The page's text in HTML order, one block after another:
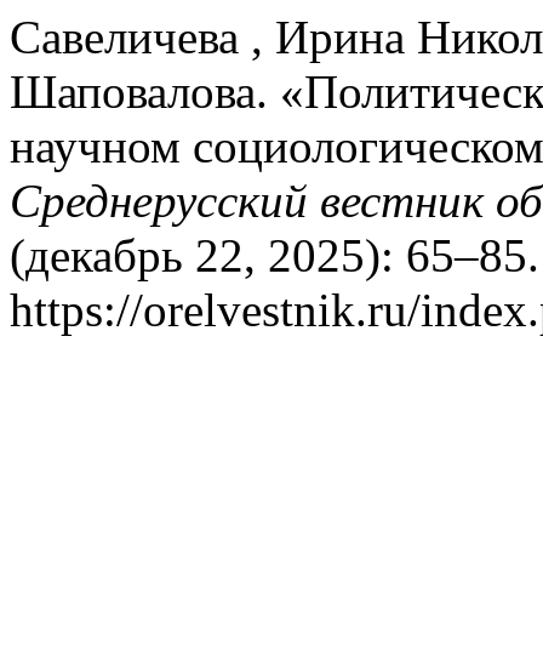
Савеличева , Ирина
Шаповалова.
научном
Среднерусский вестник
(декабрь 22, 2025):
https://orelvestnik.ru/